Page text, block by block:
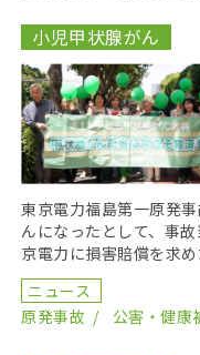
小児甲状腺がん
東京電力福島第一原発
んになったとして、事
京電力に損害賠償を求
第１８回口頭弁論が２
ニュース
原発事故
公害・健康